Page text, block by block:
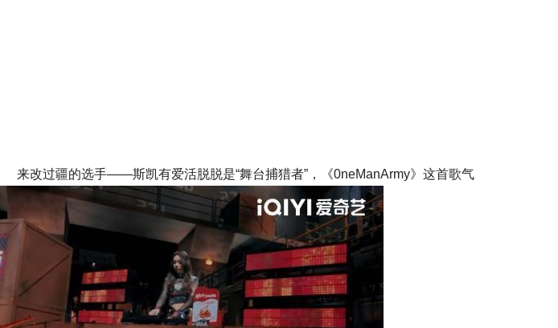
来改过疆的选手——斯凯有爱活脱脱是“舞台捕猎者”，《0neManArmy》这首歌气